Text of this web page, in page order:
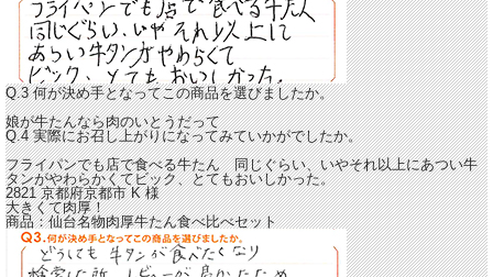
Q.3 何が決め手となってこの商品を選びましたか。
娘が牛たんなら肉のいとうだって
Q.4 実際にお召し上がりになってみていかがでしたか。
フライパンでも店で食べる牛たん 同じぐらい、いやそれ以上にあつい牛
タンがやわらかくてビック、とてもおいしかった。
2821 京都府京都市K様
大きくて肉厚！
商品：仙台名物肉厚牛たん食べ比べセット